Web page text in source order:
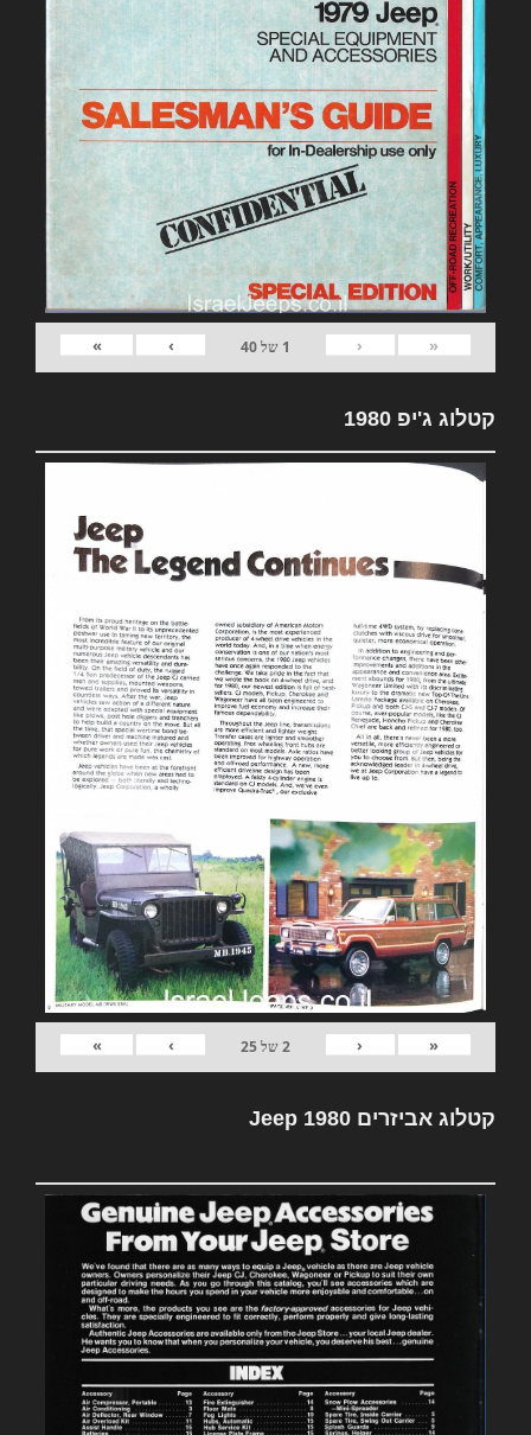
«
‹
1 של40
›
»
קטלוג ג'יפ 1980
«
‹
2של25
›
»
קטלוג אביזרים Jeep 1980